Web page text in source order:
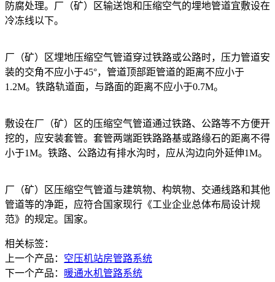
防腐处理。厂（矿）区输送饱和压缩空气的埋地管道宜敷设在
冷冻线以下。
厂（矿）区埋地压缩空气管道穿过铁路或公路时，压力管道安
装的交角不应小于45°，管道顶部距管道的距离不应小于
1.2M。铁路轨道面，与路面的距离不应小于0.7M。
敷设在厂（矿）区的压缩空气管道通过铁路、公路等不方便开
挖的，应安装套管。套管两端距铁路路基或路缘石的距离不得
小于1M。铁路、公路边有排水沟时，应从沟边向外延伸1M。
厂（矿）区压缩空气管道与建筑物、构筑物、交通线路和其他
管道等的净距，应符合国家现行《工业企业总体布局设计规
范》的规定。国家。
相关标签：
上一个产品： 空压机站房管路系统
下一个产品：
暖通水机管路系统